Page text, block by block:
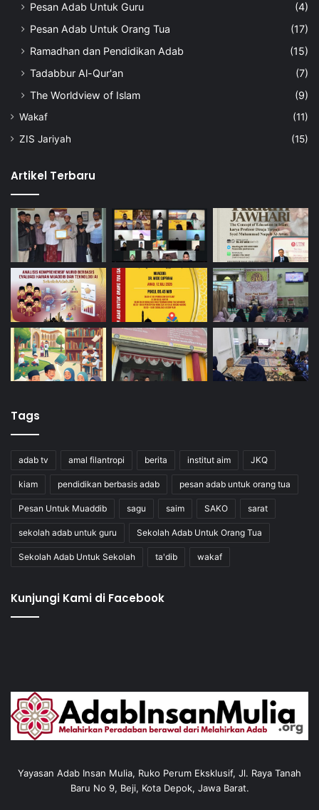
Pesan Adab Untuk Guru
(4)
Pesan Adab Untuk Orang Tua
(17)
Ramadhan dan Pendidikan Adab
(15)
Tadabbur Al-Qur'an
(7)
The Worldview of Islam
(9)
Wakaf
(11)
ZIS Jariyah
(15)
Artikel Terbaru
Tags
adab tv amal filantropi berita institut aim JKQ
kiam pendidikan berbasis adab pesan adab untuk orang tua
Pesan Untuk Muaddib sagu saim SAKO sarat
sekolah adab untuk guru Sekolah Adab Untuk Orang Tua
Sekolah Adab Untuk Sekolah ta'dib wakaf
Kunjungi Kami di Facebook
Yayasan Adab Insan Mulia, Ruko Perum Eksklusif, Jl. Raya Tanah
Baru No 9, Beji, Kota Depok, Jawa Barat.